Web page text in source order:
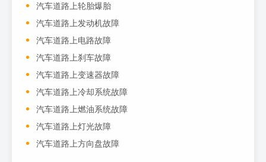
汽车道路上轮胎爆胎
汽车道路上发动机故障
汽车道路上电路故障
汽车道路上刹车故障
汽车道路上变速器故障
汽车道路上冷却系统故障
汽车道路上燃油系统故障
汽车道路上灯光故障
汽车道路上方向盘故障